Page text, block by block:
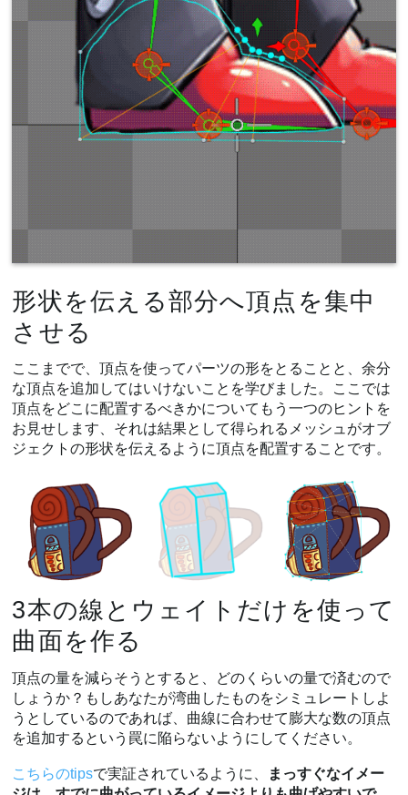
形状を伝える部分へ頂点を集中
させる
ここまでで、頂点を使ってパーツの形をとることと、余分
な頂点を追加してはいけないことを学びました。ここでは
頂点をどこに配置するべきかについてもう一つのヒントを
お見せします、それは結果として得られるメッシュがオブ
ジェクトの形状を伝えるように頂点を配置することです。
3本の線とウェイトだけを使って
曲面を作る
頂点の量を減らそうとすると、どのくらいの量で済むので
しょうか？もしあなたが湾曲したものをシミュレートしよ
うとしているのであれば、曲線に合わせて膨大な数の頂点
を追加するという罠に陥らないようにしてください。
こちらのtipsで実証されているように、
まっすぐなイメー